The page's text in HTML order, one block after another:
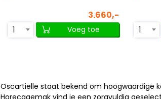
3.660,-
1
Voeg toe
1
Oscartielle staat bekend om hoogwaardige
Horecagemak vind je een zorgvuldig